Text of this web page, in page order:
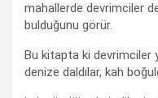
mahallerde devrimciler
bulduğunu görür.
Bu kitapta ki devrimciler
denize daldılar, kah